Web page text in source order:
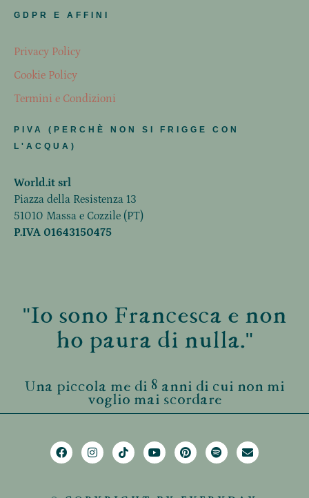
GDPR E AFFINI
Privacy Policy
Cookie Policy
Termini e Condizioni
PIVA (PERCHÈ NON SI FRIGGE CON
L'ACQUA)
World.it srl
Piazza della Resistenza 13
51010 Massa e Cozzile (PT)
P.IVA 01643150475
"Io sono Francesca e non
ho paura di nulla."
Una piccola me di 8 anni di cui non mi
voglio mai scordare